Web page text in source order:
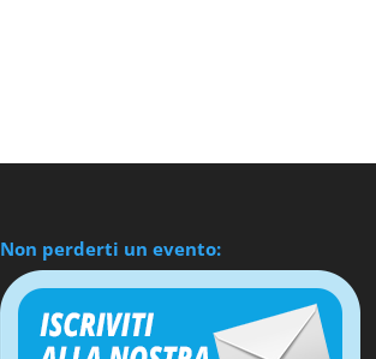
Non perderti un evento: